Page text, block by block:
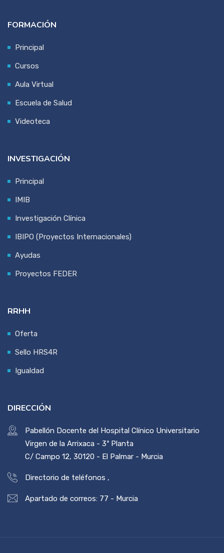
FORMACIÓN
Principal
Cursos
Aula Virtual
Escuela de Salud
Videoteca
INVESTIGACIÓN
Principal
IMIB
Investigación Clínica
IBIPO (Proyectos Internacionales)
Ayudas
Proyectos FEDER
RRHH
Oferta
Sello HRS4R
Igualdad
DIRECCIÓN
Pabellón Docente del Hospital Clínico Universitario
Virgen de la Arrixaca - 3ª Planta
C/ Campo 12, 30120 - El Palmar - Murcia
Directorio de teléfonos ,
Apartado de correos: 77 - Murcia